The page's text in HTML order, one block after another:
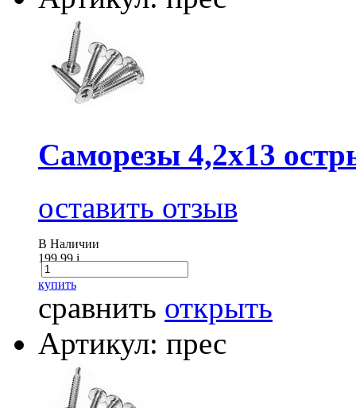
Саморезы 4,2х13
оставить отзыв
В Наличии
199.99i
купить
сравнить открыть
Артикул: прес